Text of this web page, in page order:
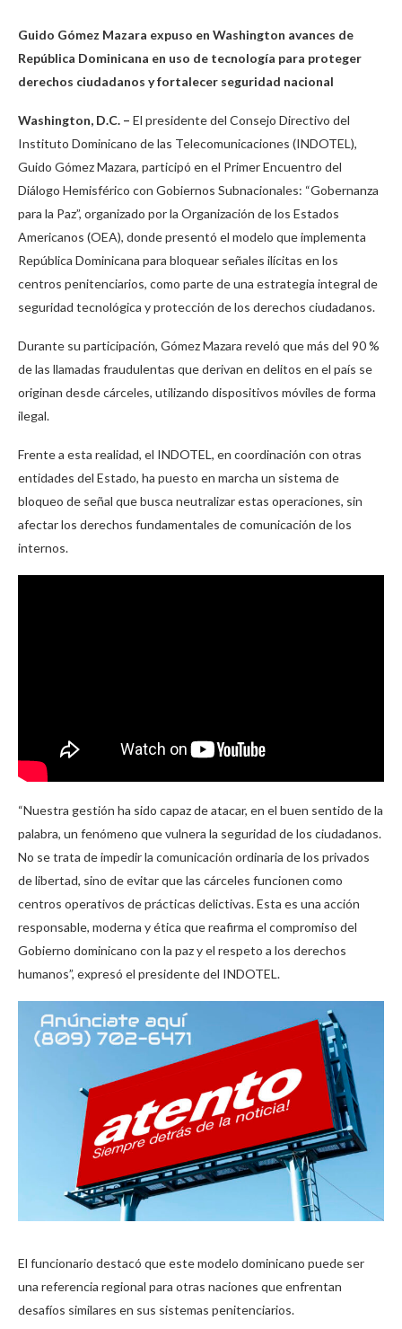
Guido Gómez Mazara expuso en Washington avances de
República Dominicana en uso de tecnología para proteger
derechos ciudadanos y fortalecer seguridad nacional
Washington, D.C. – El presidente del Consejo Directivo del
Instituto Dominicano de las Telecomunicaciones (INDOTEL),
Guido Gómez Mazara, participó en el Primer Encuentro del
Diálogo Hemisférico con Gobiernos Subnacionales: “Gobernanza
para la Paz”, organizado por la Organización de los Estados
Americanos (OEA), donde presentó el modelo que implementa
República Dominicana para bloquear señales ilícitas en los
centros penitenciarios, como parte de una estrategia integral de
seguridad tecnológica y protección de los derechos ciudadanos.
Durante su participación, Gómez Mazara reveló que más del 90 %
de las llamadas fraudulentas que derivan en delitos en el país se
originan desde cárceles, utilizando dispositivos móviles de forma
ilegal.
Frente a esta realidad, el INDOTEL, en coordinación con otras
entidades del Estado, ha puesto en marcha un sistema de
bloqueo de señal que busca neutralizar estas operaciones, sin
afectar los derechos fundamentales de comunicación de los
internos.
“Nuestra gestión ha sido capaz de atacar, en el buen sentido de la
palabra, un fenómeno que vulnera la seguridad de los ciudadanos.
No se trata de impedir la comunicación ordinaria de los privados
de libertad, sino de evitar que las cárceles funcionen como
centros operativos de prácticas delictivas. Esta es una acción
responsable, moderna y ética que reafirma el compromiso del
Gobierno dominicano con la paz y el respeto a los derechos
humanos”, expresó el presidente del INDOTEL.
El funcionario destacó que este modelo dominicano puede ser
una referencia regional para otras naciones que enfrentan
desafíos similares en sus sistemas penitenciarios.